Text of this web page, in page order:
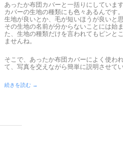
あったか布団カバーと一括りにしていま
カバーの生地の種類にも色々あるんです
生地が良いとか、毛が短いほうが良いと思
その生地の名前が分からないことには始
た、生地の種類だけを言われてもピンと
ませんね。
そこで、あったか布団カバーによく使わ
て、写真を交えながら簡単に説明させてい
続きを読む →